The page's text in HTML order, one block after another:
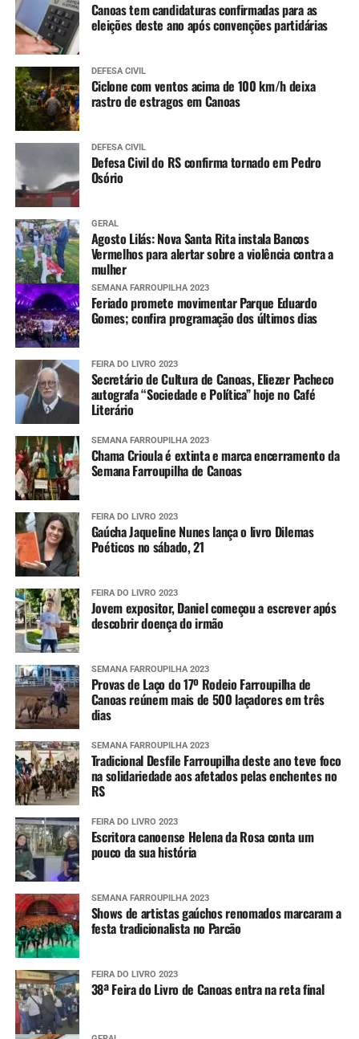
Canoas tem candidaturas confirmadas para as
eleições deste ano após convenções partidárias
DEFESA CIVIL
Ciclone com ventos acima de 100 km/h deixa
rastro de estragos em Canoas
DEFESA CIVIL
Defesa Civil do RS confirma tornado em Pedro
Osório
GERAL
Agosto Lilás: Nova Santa Rita instala Bancos
Vermelhos para alertar sobre a violência contra a
mulher
SEMANA FARROUPILHA 2023
Feriado promete movimentar Parque Eduardo
Gomes; confira programação dos últimos dias
FEIRA DO LIVRO 2023
Secretário de Cultura de Canoas, Eliezer Pacheco
autografa “Sociedade e Política” hoje no Café
Literário
SEMANA FARROUPILHA 2023
Chama Crioula é extinta e marca encerramento da
Semana Farroupilha de Canoas
FEIRA DO LIVRO 2023
Gaúcha Jaqueline Nunes lança o livro Dilemas
Poéticos no sábado, 21
FEIRA DO LIVRO 2023
Jovem expositor, Daniel começou a escrever após
descobrir doença do irmão
SEMANA FARROUPILHA 2023
Provas de Laço do 17º Rodeio Farroupilha de
Canoas reúnem mais de 500 laçadores em três
dias
SEMANA FARROUPILHA 2023
Tradicional Desfile Farroupilha deste ano teve foco
na solidariedade aos afetados pelas enchentes no
RS
FEIRA DO LIVRO 2023
Escritora canoense Helena da Rosa conta um
pouco da sua história
SEMANA FARROUPILHA 2023
Shows de artistas gaúchos renomados marcaram a
festa tradicionalista no Parcão
FEIRA DO LIVRO 2023
38ª Feira do Livro de Canoas entra na reta final